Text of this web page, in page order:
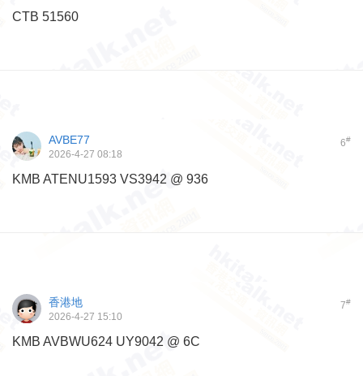
CTB 51560
6#
AVBE77
2026-4-27 08:18
KMB ATENU1593 VS3942 @ 936
7#
香港地
2026-4-27 15:10
KMB AVBWU624 UY9042 @ 6C